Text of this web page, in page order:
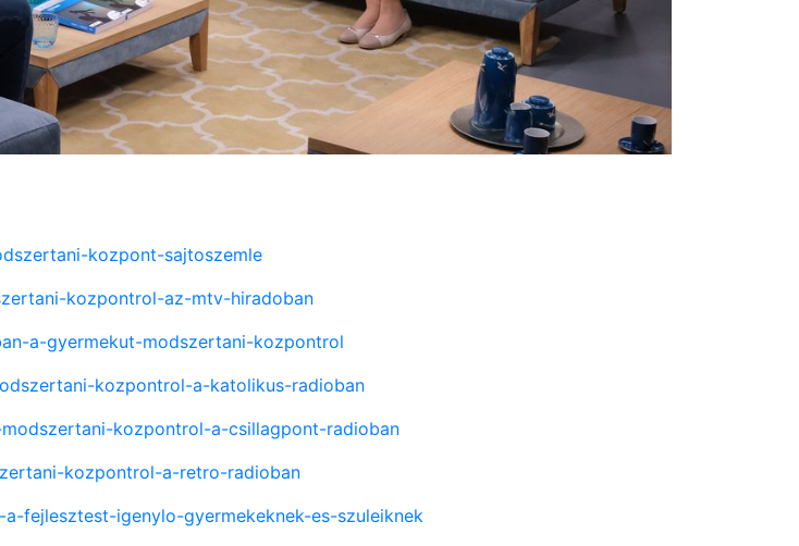
kozpont-sajtoszemle
kozpontrol-az-mtv-hiradoban
a-gyermekut-modszertani-kozpontrol
kozpontrol-a-katolikus-radioban
kozpontrol-a-csillagpont-radioban
kozpontrol-a-retro-radioban
fejlesztest-igenylo-gyermekeknek-es-szuleiknek